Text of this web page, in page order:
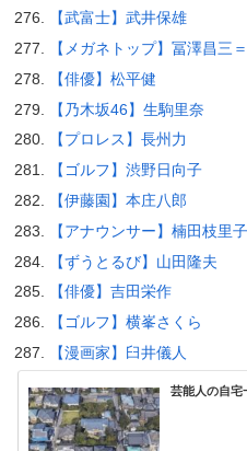
【武富士】武井保雄
【メガネトップ】冨澤昌三
【俳優】松平健
【乃木坂46】生駒里奈
【プロレス】長州力
【ゴルフ】渋野日向子
【伊藤園】本庄八郎
【アナウンサー】楠田枝里子
【ずうとるび】山田隆夫
【俳優】吉田栄作
【ゴルフ】横峯さくら
【漫画家】臼井儀人
芸能人の自宅